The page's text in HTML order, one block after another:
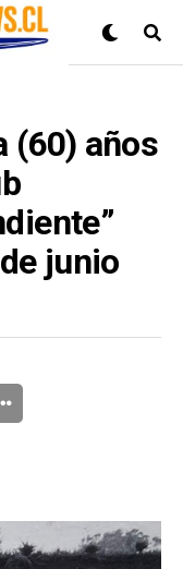
(60) años
junio